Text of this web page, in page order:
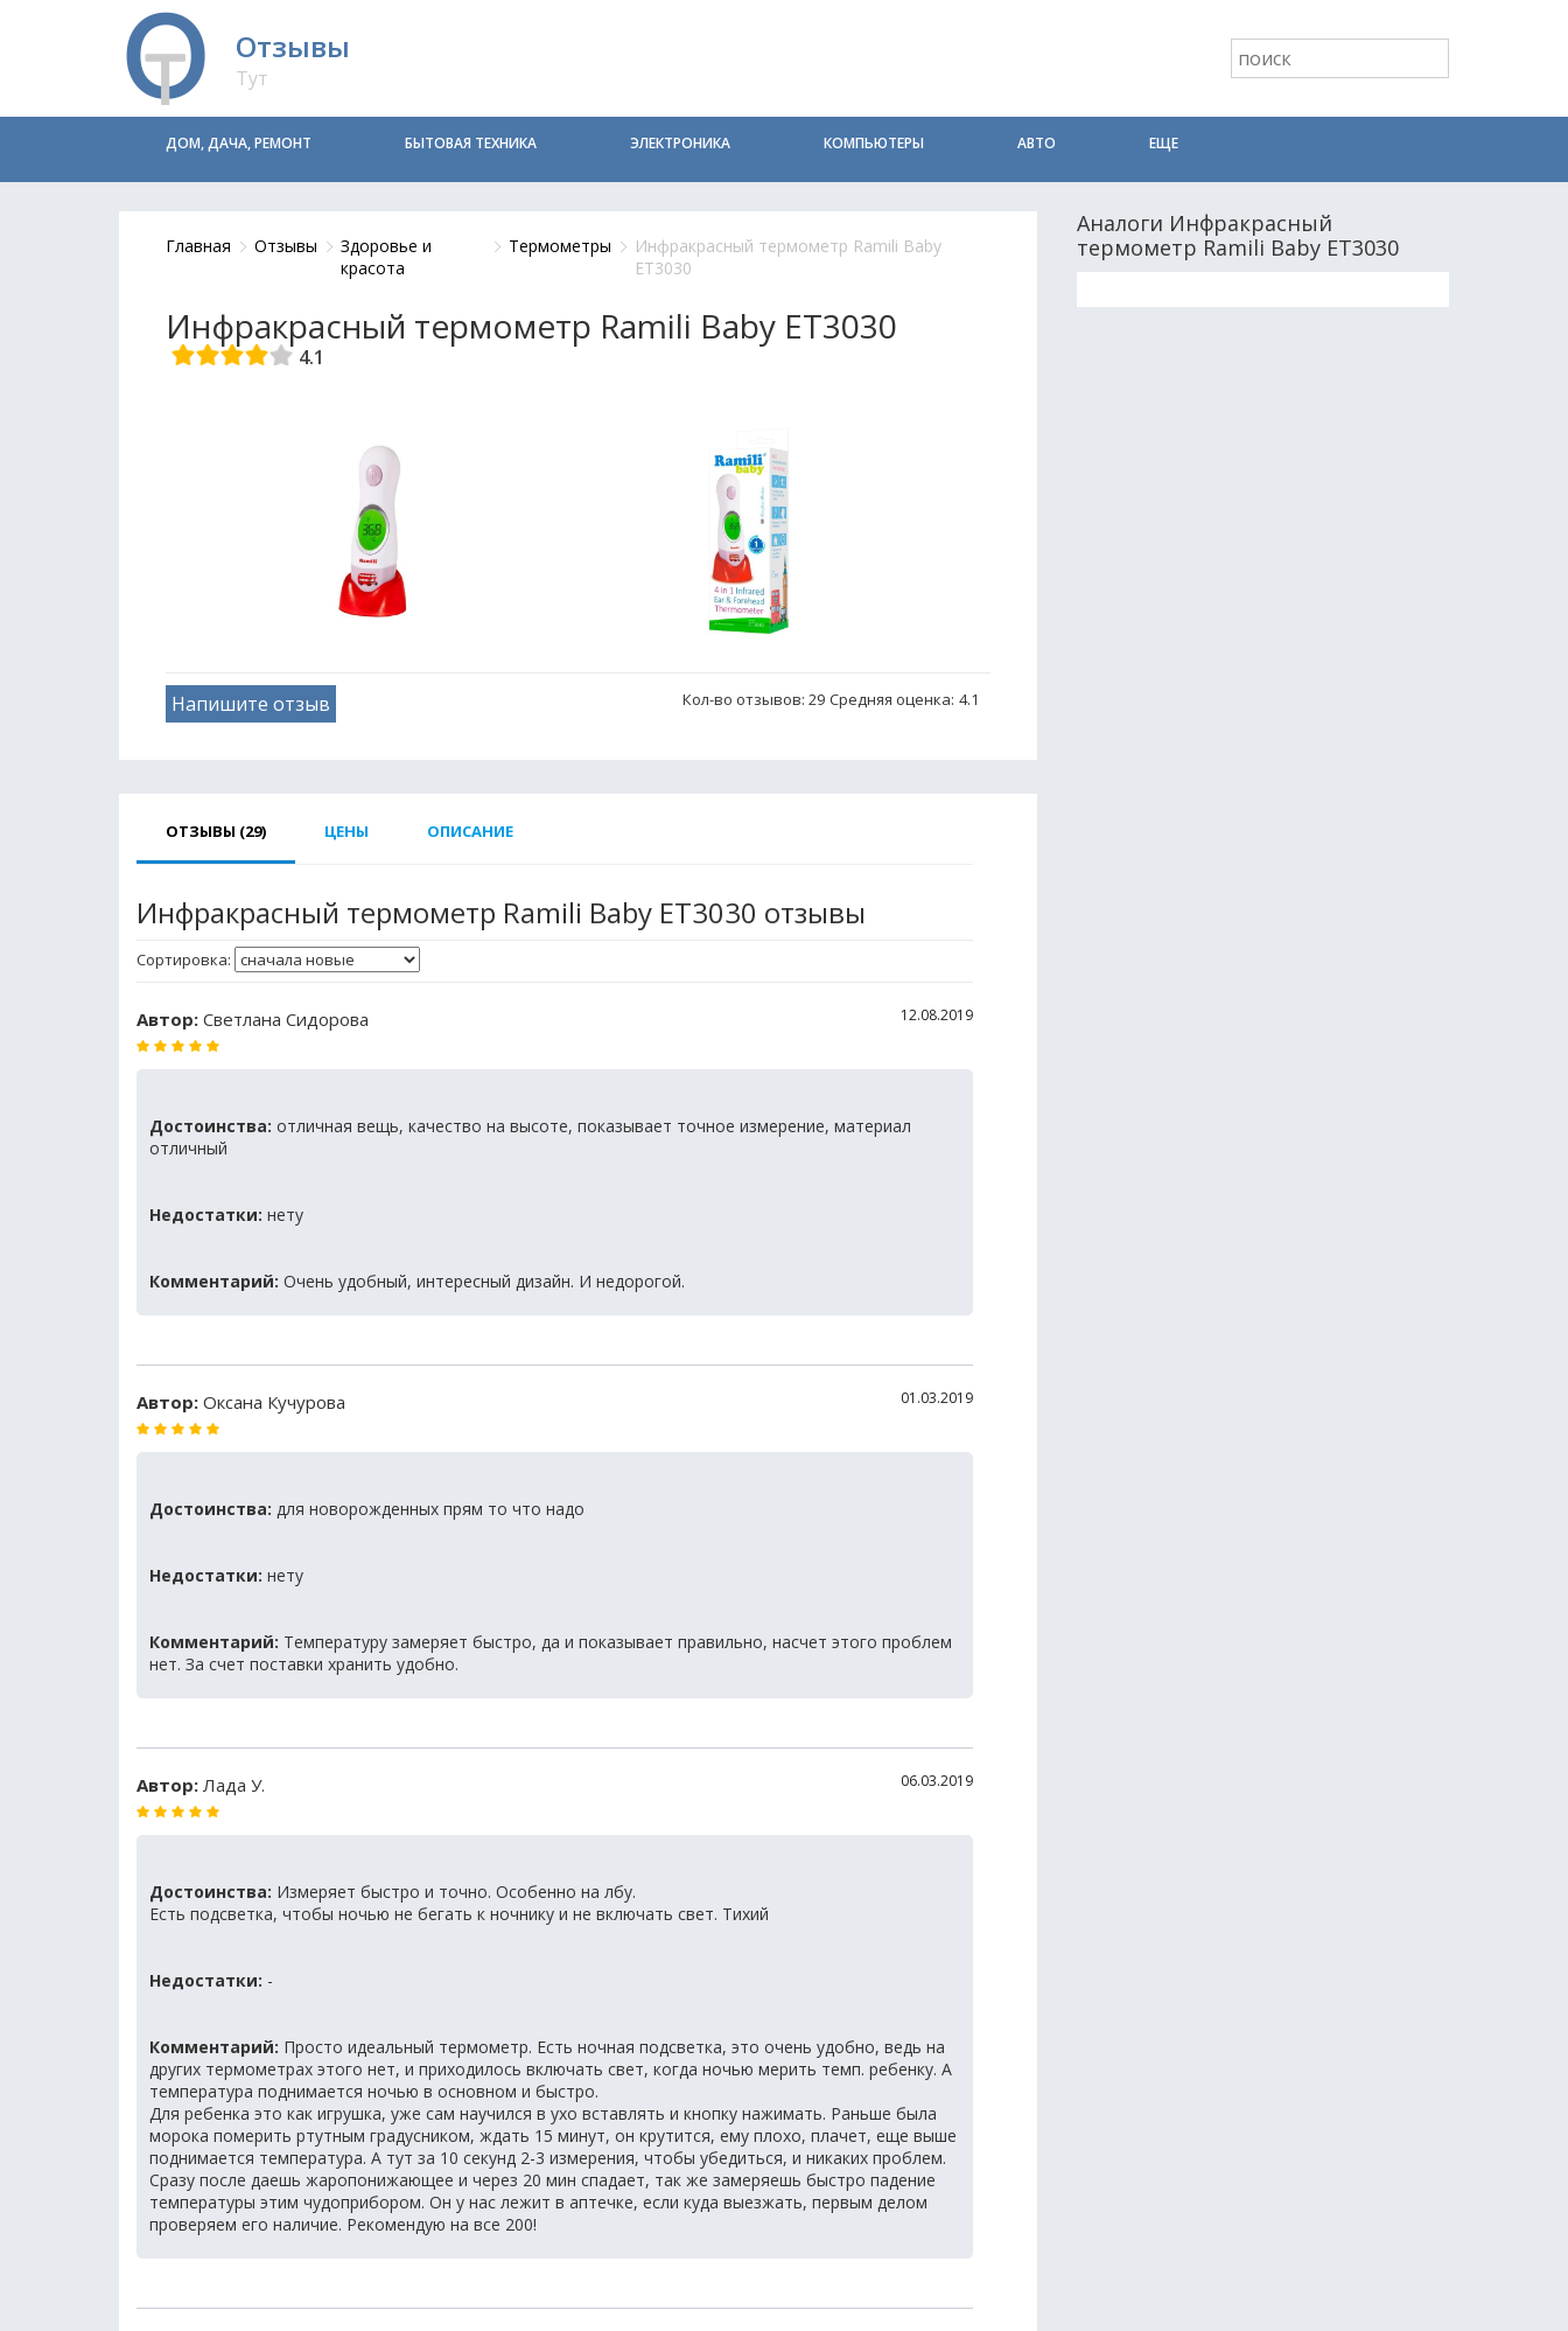
Отзывы
Тут
ДОМ, ДАЧА, РЕМОНТ БЫТОВАЯ ТЕХНИКА ЭЛЕКТРОНИКА КОМПЬЮТЕРЫ АВТО ЕЩЕ
Главная Отзывы
Здоровье и
красота
Термометры
Инфракрасный термометр Ramili Baby
ET3030
Инфракрасный термометр Ramili Baby ET3030
4.1
Кол-во отзывов: 29 Средняя оценка: 4.1
Напишите отзыв
ОТЗЫВЫ (29) ЦЕНЫ ОПИСАНИЕ
Инфракрасный термометр Ramili Baby ET3030 отзывы
Сортировка:
Автор: Светлана Сидорова 12.08.2019
Достоинства: отличная вещь, качество на высоте, показывает точное измерение, материал
отличный
Недостатки: нету
Комментарий: Очень удобный, интересный дизайн. И недорогой.
Автор: Оксана Кучурова 01.03.2019
Достоинства: для новорожденных прям то что надо
Недостатки: нету
Комментарий: Температуру замеряет быстро, да и показывает правильно, насчет этого проблем
нет. За счет поставки хранить удобно.
Автор: Лада У. 06.03.2019
Достоинства: Измеряет быстро и точно. Особенно на лбу.
Есть подсветка, чтобы ночью не бегать к ночнику и не включать свет. Тихий
Недостатки: -
Комментарий: Просто идеальный термометр. Есть ночная подсветка, это очень удобно, ведь на
других термометрах этого нет, и приходилось включать свет, когда ночью мерить темп. ребенку. А
температура поднимается ночью в основном и быстро.
Для ребенка это как игрушка, уже сам научился в ухо вставлять и кнопку нажимать. Раньше была
морока померить ртутным градусником, ждать 15 минут, он крутится, ему плохо, плачет, еще выше
поднимается температура. А тут за 10 секунд 2-3 измерения, чтобы убедиться, и никаких проблем.
Сразу после даешь жаропонижающее и через 20 мин спадает, так же замеряешь быстро падение
температуры этим чудоприбором. Он у нас лежит в аптечке, если куда выезжать, первым делом
проверяем его наличие. Рекомендую на все 200!
Аналоги Инфракрасный
термометр Ramili Baby ET3030